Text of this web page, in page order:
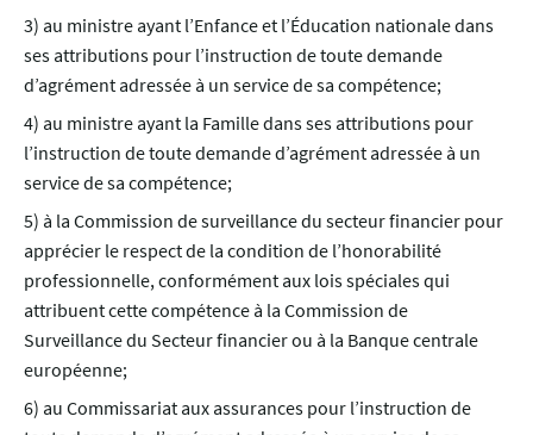
3) au ministre ayant l’Enfance et l’Éducation nationale dans
ses attributions pour l’instruction de toute demande
d’agrément adressée à un service de sa compétence;
4) au ministre ayant la Famille dans ses attributions pour
l’instruction de toute demande d’agrément adressée à un
service de sa compétence;
5) à la Commission de surveillance du secteur financier pour
apprécier le respect de la condition de l’honorabilité
professionnelle, conformément aux lois spéciales qui
attribuent cette compétence à la Commission de
Surveillance du Secteur financier ou à la Banque centrale
européenne;
6) au Commissariat aux assurances pour l’instruction de